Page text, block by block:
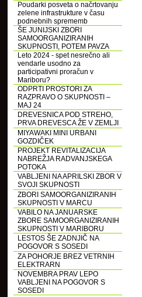
Poudarki posveta o načrtovanju
zelene infrastrukture v času
podnebnih sprememb
ŠE JUNIJSKI ZBORI
SAMOORGANIZIRANIH
SKUPNOSTI, POTEM PAVZA
Leto 2024 - spet nesrečno ali
vendarle usodno za
participativni proračun v
Mariboru?
ODPRTI PROSTORI ZA
RAZPRAVO O SKUPNOSTI –
MAJ 24
DREVESNICA POD STREHO,
PRVA DREVESCA ŽE V ZEMLJI
MIYAWAKI MINI URBANI
GOZDIČEK
PROJEKT REVITALIZACIJA
NABREŽJA RADVANJSKEGA
POTOKA
VABLJENI NA APRILSKI ZBOR V
SVOJI SKUPNOSTI
ZBORI SAMOORGANIZIRANIH
SKUPNOSTI V MARCU
VABILO NA JANUARSKE
ZBORE SAMOORGANIZIRANIH
SKUPNOSTI V MARIBORU
LESTOS ŠE ZADNJIČ NA
POGOVOR S SOSEDI
ZA POHORJE BREZ VETRNIH
ELEKTRARN
NOVEMBRA PRAV LEPO
VABLJENI NA POGOVOR S
SOSEDI